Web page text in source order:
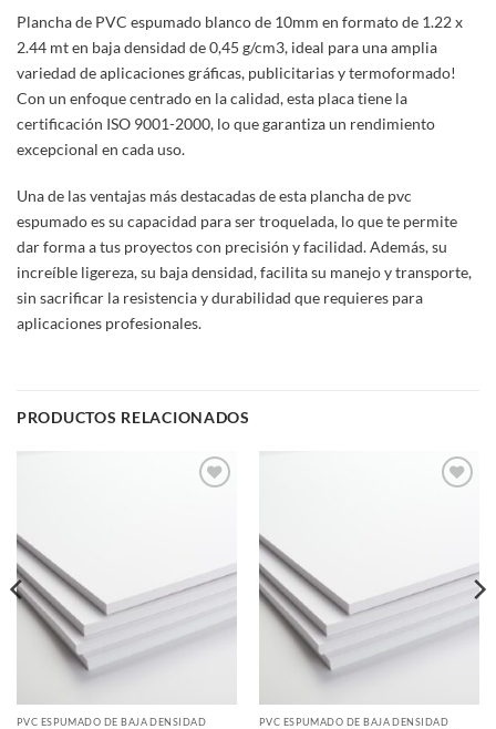
Plancha de PVC espumado blanco de 10mm en formato de 1.22 x
2.44 mt en baja densidad de 0,45 g/cm3, ideal para una amplia
variedad de aplicaciones gráficas, publicitarias y termoformado!
Con un enfoque centrado en la calidad, esta placa tiene la
certificación ISO 9001-2000, lo que garantiza un rendimiento
excepcional en cada uso.
Una de las ventajas más destacadas de esta plancha de pvc
espumado es su capacidad para ser troquelada, lo que te permite
dar forma a tus proyectos con precisión y facilidad. Además, su
increíble ligereza, su baja densidad, facilita su manejo y transporte,
sin sacrificar la resistencia y durabilidad que requieres para
aplicaciones profesionales.
PRODUCTOS RELACIONADOS
PVC ESPUMADO DE BAJA DENSIDAD PVC ESPUMADO DE BAJA DENSIDAD